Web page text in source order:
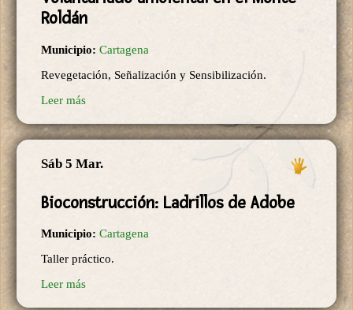
Roldán
Municipio: Cartagena
Revegetación, Señalización y Sensibilización.
Leer más
Sáb 5 Mar.
Bioconstrucción: Ladrillos de Adobe
Municipio: Cartagena
Taller práctico.
Leer más